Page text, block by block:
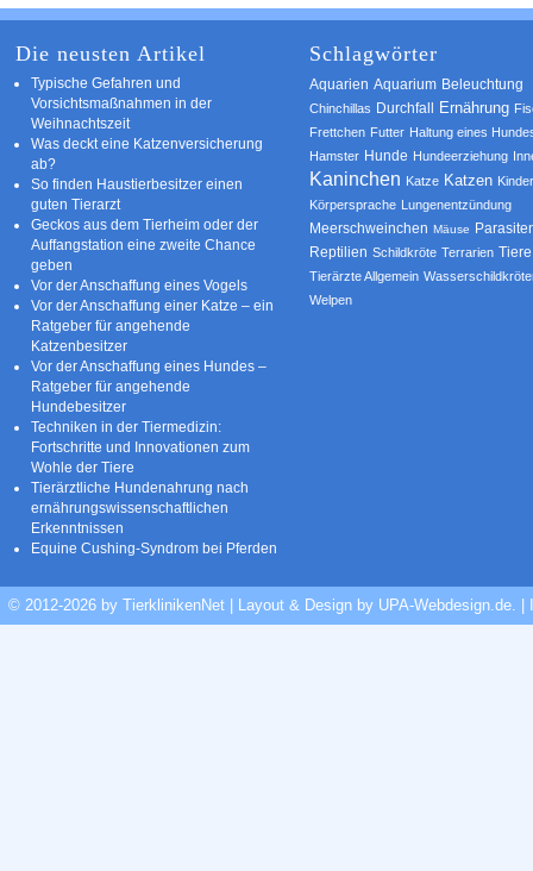
Die neusten Artikel
Typische Gefahren und
Vorsichtsmaßnahmen in der
Weihnachtszeit
Was deckt eine Katzenversicherung
ab?
So finden Haustierbesitzer einen
guten Tierarzt
Geckos aus dem Tierheim oder der
Auffangstation eine zweite Chance
geben
Vor der Anschaffung eines Vogels
Vor der Anschaffung einer Katze – ein
Ratgeber für angehende
Katzenbesitzer
Vor der Anschaffung eines Hundes –
Ratgeber für angehende
Hundebesitzer
Techniken in der Tiermedizin:
Fortschritte und Innovationen zum
Wohle der Tiere
Tierärztliche Hundenahrung nach
ernährungswissenschaftlichen
Erkenntnissen
Equine Cushing-Syndrom bei Pferden
Schlagwörter
Aquarien Aquarium Beleuchtung
Chinchillas Durchfall Ernährung
Frettchen Futter Haltung eines
Hamster Hunde Hundeerziehung
Kaninchen Katze Katzen
Körpersprache
Lungenentzündung
Meerschweinchen Mäuse
Reptilien Schildkröte Terrarien Tiere
Tierärzte Allgemein
Welpen
© 2012-2026 by TierklinikenNet | Layout & Design by UPA-Webdesign.de.